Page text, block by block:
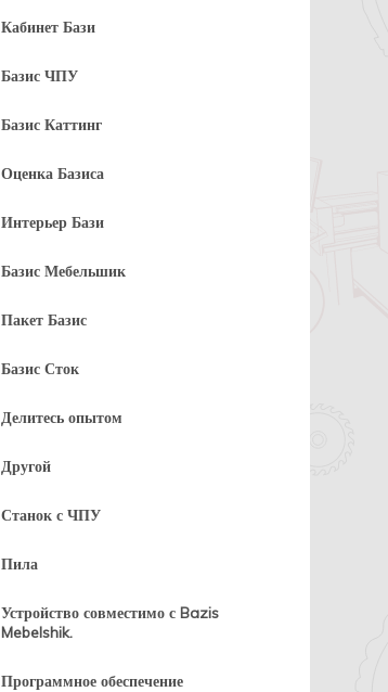
Кабинет Бази
Базис ЧПУ
Базис Каттинг
Оценка Базиса
Интерьер Бази
Базис Мебельшик
Пакет Базис
Базис Сток
Делитесь опытом
Другой
Станок с ЧПУ
Пила
Устройство совместимо с Bazis
Mebelshik.
Программное обеспечение